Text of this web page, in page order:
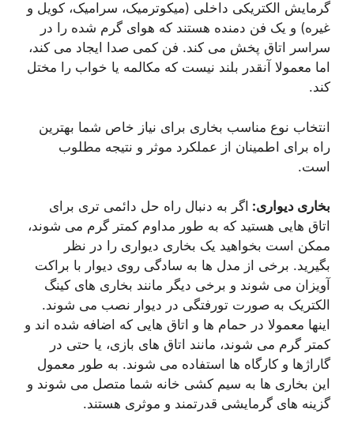
گرمایش الکتریکی داخلی (میکوترمیک، سرامیک، کویل و
غیره) و یک فن دمنده هستند که هوای گرم شده را در
سراسر اتاق پخش می کند. فن کمی صدا ایجاد می کند،
اما معمولا آنقدر بلند نیست که مکالمه یا خواب را مختل
کند.
انتخاب نوع مناسب بخاری برای نیاز خاص شما بهترین
راه برای اطمینان از عملکرد موثر و نتیجه مطلوب
است.
بخاری دیواری: اگر به دنبال راه حل دائمی تری برای
اتاق هایی هستید که به طور مداوم کمتر گرم می شوند،
ممکن است بخواهید یک بخاری دیواری را در نظر
بگیرید. برخی از مدل ها به سادگی روی دیوار با براکت
آویزان می شوند و برخی دیگر مانند بخاری های کینگ
الکتریک به صورت تورفتگی در دیوار نصب می شوند.
اینها معمولا در حمام ها و اتاق هایی که اضافه شده اند و
کمتر گرم می شوند، مانند اتاق های بازی، یا حتی در
گاراژها و کارگاه ها استفاده می شوند. به طور معمول
این بخاری ها به سیم کشی خانه شما متصل می شوند و
گزینه های گرمایشی قدرتمند و موثری هستند.